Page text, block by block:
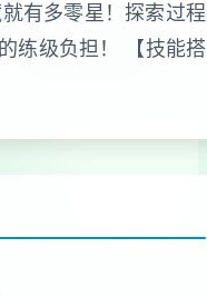
有多零星！探索过程
练级负担！ 【技能搭